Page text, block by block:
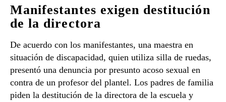
Manifestantes exigen destitución
de la directora
De acuerdo con los manifestantes, una maestra en
situación de discapacidad, quien utiliza silla de ruedas,
presentó una denuncia por presunto acoso sexual en
contra de un profesor del plantel. Los padres de familia
piden la destitución de la directora de la escuela y